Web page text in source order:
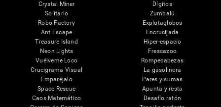
Crystal Miner
Solitario
Robo Factory
Ant Escape
Treasure Island
Neon Lights
Vuélveme Loco
Crucigrama Visual
Emparéjalo
Space Rescue
Caos Matemático
Dígitos
Zumbalú
Explotaglobos
Encrucijada
Hiper-espacio
Frescazoo
Rompecabezas
La gasolinera
Pares y sumas
Apunta y resta
Desafío ratón